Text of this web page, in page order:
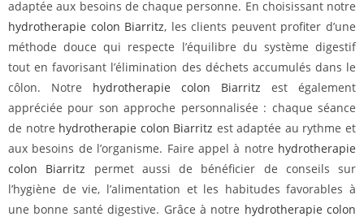
adaptée aux besoins de chaque personne. En choisissant notre
hydrotherapie colon Biarritz, les clients peuvent profiter d’une
méthode douce qui respecte l’équilibre du système digestif
tout en favorisant l’élimination des déchets accumulés dans le
côlon. Notre hydrotherapie colon Biarritz est également
appréciée pour son approche personnalisée : chaque séance
de notre hydrotherapie colon Biarritz est adaptée au rythme et
aux besoins de l’organisme. Faire appel à notre hydrotherapie
colon Biarritz permet aussi de bénéficier de conseils sur
l’hygiène de vie, l’alimentation et les habitudes favorables à
une bonne santé digestive. Grâce à notre hydrotherapie colon